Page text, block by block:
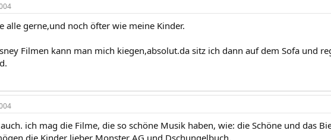
alle gerne,und noch öfter wie meine Kinder.
Filmen kann man mich kiegen,absolut.da sitz ich dann auf dem Sofa und
ich mag die Filme, die so schöne Musik haben, wie: die Schöne und das
die Kinder lieber Monster AG und Dschungelbuch.